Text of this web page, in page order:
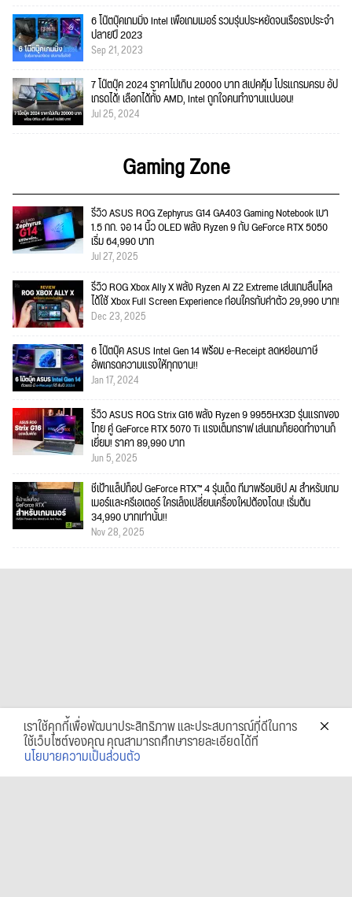
6 โน๊ตบุ๊คเกมมิ่ง Intel เพื่อเกมเมอร์ รวมรุ่นประหยัดจนเรือธงประจำ
ปลายปี 2023
Sep 21, 2023
7 โน๊ตบุ๊ค 2024 ราคาไม่เกิน 20000 บาท สเปคคุ้ม โปรแกรมครบ อัป
เกรดได้! เลือกได้ทั้ง AMD, Intel ถูกใจคนทำงานแน่นอน!
Jul 25, 2024
Gaming Zone
รีวิว ASUS ROG Zephyrus G14 GA403 Gaming Notebook เบา
1.5 กก. จอ 14 นิ้ว OLED พลัง Ryzen 9 กับ GeForce RTX 5050
เริ่ม 64,990 บาท
Jul 27, 2025
รีวิว ROG Xbox Ally X พลัง Ryzen AI Z2 Extreme เล่นเกมลื่นไหล
ได้ใช้ Xbox Full Screen Experience ก่อนใครกับค่าตัว 29,990 บาท!
Dec 23, 2025
6 โน๊ตบุ๊ค ASUS Intel Gen 14 พร้อม e-Receipt ลดหย่อนภาษี
อัพเกรดความแรงให้ทุกงาน!!
Jan 17, 2024
รีวิว ASUS ROG Strix G16 พลัง Ryzen 9 9955HX3D รุ่นแรกของ
ไทย คู่ GeForce RTX 5070 Ti แรงเต็มกราฟ เล่นเกมก็ยอดทำงานก็
เยี่ยม! ราคา 89,990 บาท
Jun 5, 2025
ชี้เป้าแล็ปท็อป GeForce RTX™ 4 รุ่นเด็ด ที่มาพร้อมชิป AI สำหรับเกม
เมอร์และครีเอเตอร์ ใครเล็งเปลี่ยนเครื่องใหม่ต้องโดน! เริ่มต้น
34,990 บาทเท่านั้น!!
Nov 28, 2025
เราใช้คุกกี้เพื่อพัฒนาประสิทธิภาพ และประสบการณ์ที่ดีในการ
ใช้เว็บไซต์ของคุณ คุณสามารถศึกษารายละเอียดได้ที่
นโยบายความเป็นส่วนตัว